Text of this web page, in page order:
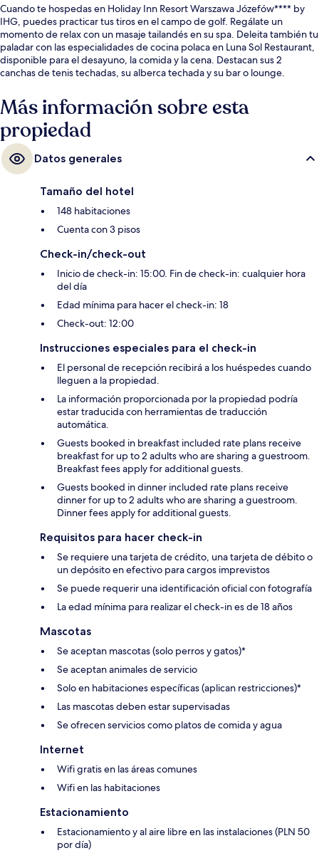
Cuando te hospedas en Holiday Inn Resort Warszawa Józefów**** by
IHG, puedes practicar tus tiros en el campo de golf. Regálate un
momento de relax con un masaje tailandés en su spa. Deleita también tu
paladar con las especialidades de cocina polaca en Luna Sol Restaurant,
disponible para el desayuno, la comida y la cena. Destacan sus 2
canchas de tenis techadas, su alberca techada y su bar o lounge.
Más información sobre esta
propiedad
Datos generales
Tamaño del hotel
148 habitaciones
Cuenta con 3 pisos
Check-in/check-out
Inicio de check-in: 15:00. Fin de check-in: cualquier hora
del día
Edad mínima para hacer el check-in: 18
Check-out: 12:00
Instrucciones especiales para el check-in
El personal de recepción recibirá a los huéspedes cuando
lleguen a la propiedad.
La información proporcionada por la propiedad podría
estar traducida con herramientas de traducción
automática.
Guests booked in breakfast included rate plans receive
breakfast for up to 2 adults who are sharing a guestroom.
Breakfast fees apply for additional guests.
Guests booked in dinner included rate plans receive
dinner for up to 2 adults who are sharing a guestroom.
Dinner fees apply for additional guests.
Requisitos para hacer check-in
Se requiere una tarjeta de crédito, una tarjeta de débito o
un depósito en efectivo para cargos imprevistos
Se puede requerir una identificación oficial con fotografía
La edad mínima para realizar el check-in es de 18 años
Mascotas
Se aceptan mascotas (solo perros y gatos)*
Se aceptan animales de servicio
Solo en habitaciones específicas (aplican restricciones)*
Las mascotas deben estar supervisadas
Se ofrecen servicios como platos de comida y agua
Internet
Wifi gratis en las áreas comunes
Wifi en las habitaciones
Estacionamiento
Estacionamiento y al aire libre en las instalaciones (PLN 50
por día)